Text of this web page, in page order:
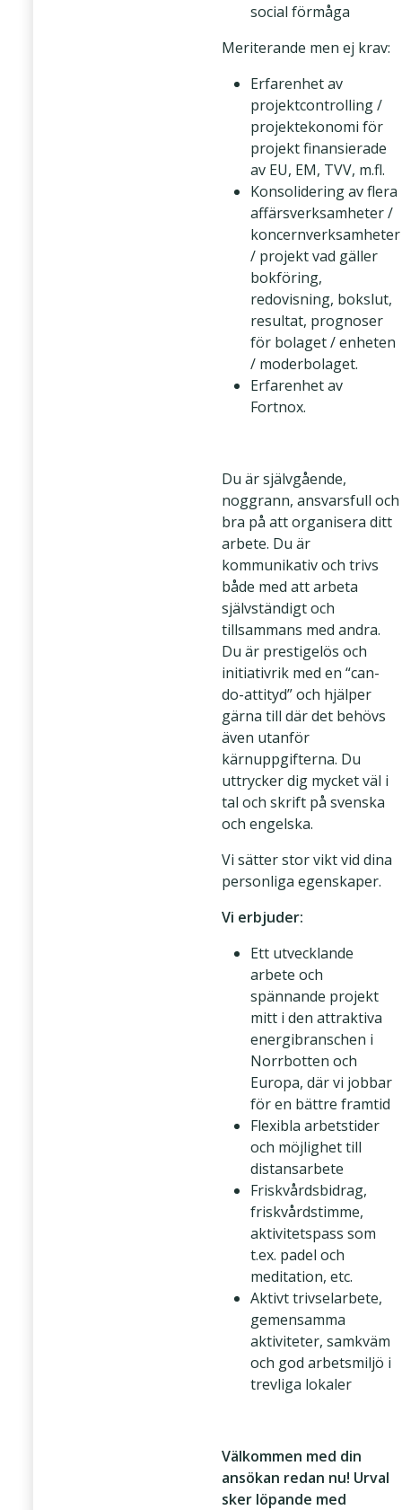
social förmåga
Meriterande men ej krav:
Erfarenhet av
projektcontrolling /
projektekonomi för
projekt finansierade
av EU, EM, TVV, m.fl.
Konsolidering av flera
affärsverksamheter /
koncernverksamheter
/ projekt vad gäller
bokföring,
redovisning, bokslut,
resultat, prognoser
för bolaget / enheten
/ moderbolaget.
Erfarenhet av
Fortnox.
Du är självgående,
noggrann, ansvarsfull och
bra på att organisera ditt
arbete. Du är
kommunikativ och trivs
både med att arbeta
självständigt och
tillsammans med andra.
Du är prestigelös och
initiativrik med en “can-
do-attityd” och hjälper
gärna till där det behövs
även utanför
kärnuppgifterna. Du
uttrycker dig mycket väl i
tal och skrift på svenska
och engelska.
Vi sätter stor vikt vid dina
personliga egenskaper.
Vi erbjuder:
Ett utvecklande
arbete och
spännande projekt
mitt i den attraktiva
energibranschen i
Norrbotten och
Europa, där vi jobbar
för en bättre framtid
Flexibla arbetstider
och möjlighet till
distansarbete
Friskvårdsbidrag,
friskvårdstimme,
aktivitetspass som
t.ex. padel och
meditation, etc.
Aktivt trivselarbete,
gemensamma
aktiviteter, samkväm
och god arbetsmiljö i
trevliga lokaler
Välkommen med din
ansökan redan nu! Urval
sker löpande med